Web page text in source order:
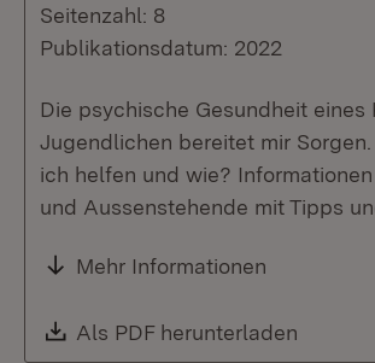
Seitenzahl: 8
Publikationsdatum: 2022
Die psychische Gesundheit eines
Jugendlichen bereitet mir
ich helfen und wie?
und Aussenstehende mit Tipps
Mehr Informationen
Download:
Als PDF herunterladen